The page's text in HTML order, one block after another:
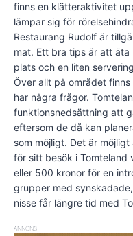
finns en klätteraktivitet
lämpar sig för
Restaurang Rudolf är
mat. Ett bra tips är att
plats och en liten
Över allt på området
har några frågor.
funktionsnedsättning att
eftersom de då kan
som möjligt. Det är
för sitt besök i Tomteland
eller 500 kronor för en
grupper med
nisse får längre tid med
ANNONS